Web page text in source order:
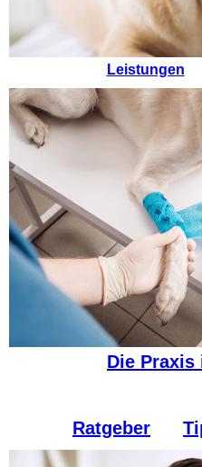
Leistungen
Die Praxis
Ratgeber